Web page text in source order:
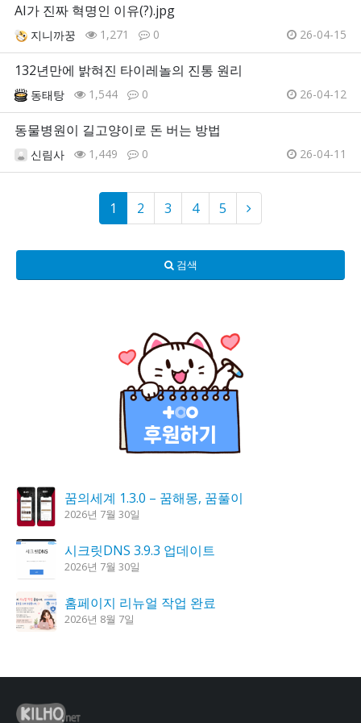
AI가 진짜 혁명인 이유(?).jpg
지니까꿍 1,271 0 26-04-15
132년만에 밝혀진 타이레놀의 진통 원리
동태탕 1,544 0 26-04-12
동물병원이 길고양이로 돈 버는 방법
신림사 1,449 0 26-04-11
1 2 3 4 5
검색
꿈의세계 1.3.0 – 꿈해몽, 꿈풀이
2026년 7월 30일
시크릿DNS 3.9.3 업데이트
2026년 7월 30일
홈페이지 리뉴얼 작업 완료
2026년 8월 7일
K플레이어 0.9.4 업데이트